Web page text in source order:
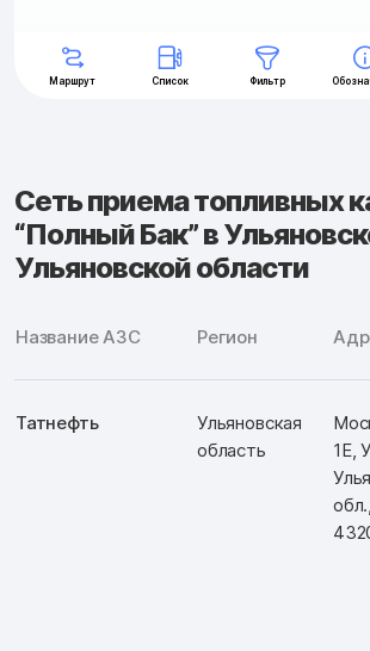
Сеть приема топливных
“Полный Бак” в
Ульяновской области
Название АЗС Регион
Татнефть
Ульяновская
область
1Е,